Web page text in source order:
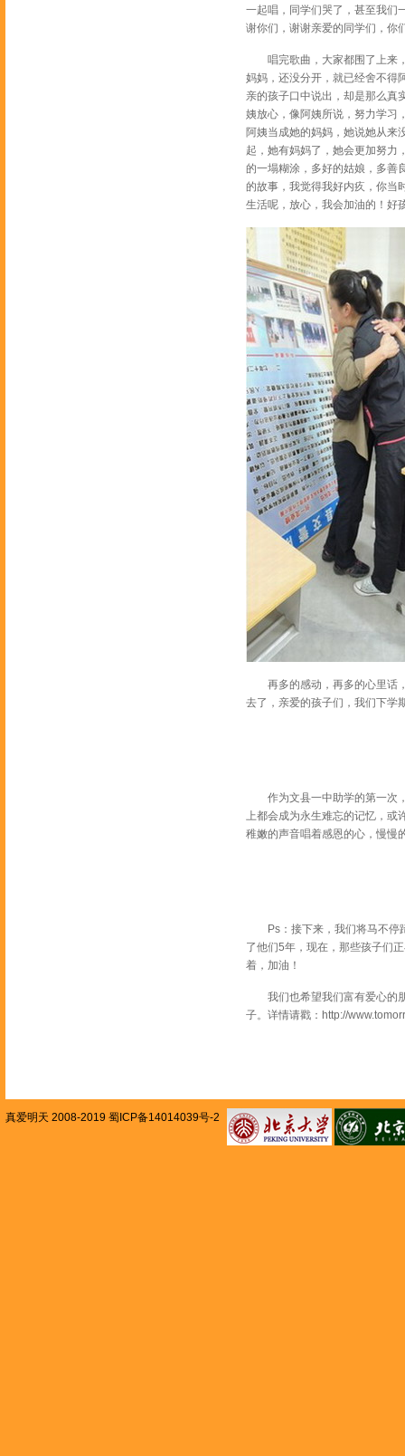
一起唱，同学们哭了，甚至我们
谢你们，谢谢亲爱的同学们，你
唱完歌曲，大家都围了上来，
妈妈，还没分开，就已经舍不得
亲的孩子口中说出，却是那么真
姨放心，像阿姨所说，努力学习
阿姨当成她的妈妈，她说她从来
起，她有妈妈了，她会更加努力
的一塌糊涂，多好的姑娘，多善
的故事，我觉得我好内疚，你当
生活呢，放心，我会加油的！好
再多的感动，再多的心里话，
去了，亲爱的孩子们，我们下学
作为文县一中助学的第一次，
上都会成为永生难忘的记忆，或
稚嫩的声音唱着感恩的心，慢慢
Ps：接下来，我们将马不停蹄
了他们5年，现在，那些孩子们
着，加油！
我们也希望我们富有爱心的朋
子。详情请戳：http://
真爱明天 2008-2019 蜀ICP备14014039号-2